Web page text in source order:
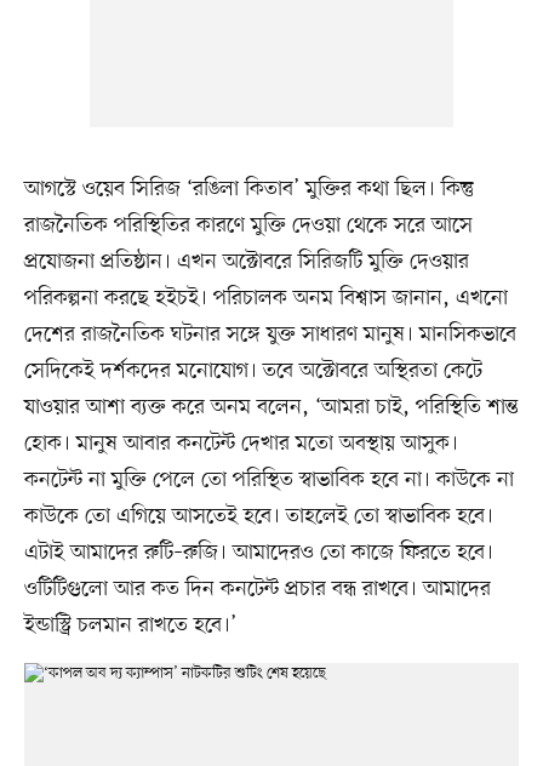
আগস্টে ওয়েব সিরিজ ‘রঙিলা কিতাব’ মুক্তির কথা ছিল। কিন্তু
রাজনৈতিক পরিস্থিতির কারণে মুক্তি দেওয়া থেকে সরে আসে
প্রযোজনা প্রতিষ্ঠান। এখন অক্টোবরে সিরিজটি মুক্তি দেওয়ার
পরিকল্পনা করছে হইচই। পরিচালক অনম বিশ্বাস জানান, এখনো
দেশের রাজনৈতিক ঘটনার সঙ্গে যুক্ত সাধারণ মানুষ। মানসিকভাবে
সেদিকেই দর্শকদের মনোযোগ। তবে অক্টোবরে অস্থিরতা কেটে
যাওয়ার আশা ব্যক্ত করে অনম বলেন, ‘আমরা চাই, পরিস্থিতি শান্ত
হোক। মানুষ আবার কনটেন্ট দেখার মতো অবস্থায় আসুক।
কনটেন্ট না মুক্তি পেলে তো পরিস্থিত স্বাভাবিক হবে না। কাউকে না
কাউকে তো এগিয়ে আসতেই হবে। তাহলেই তো স্বাভাবিক হবে।
এটাই আমাদের রুটি–রুজি। আমাদেরও তো কাজে ফিরতে হবে।
ওটিটিগুলো আর কত দিন কনটেন্ট প্রচার বন্ধ রাখবে। আমাদের
ইন্ডাস্ট্রি চলমান রাখতে হবে।’